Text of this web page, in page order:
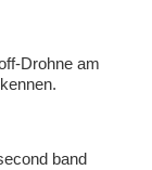
Drohne am
band